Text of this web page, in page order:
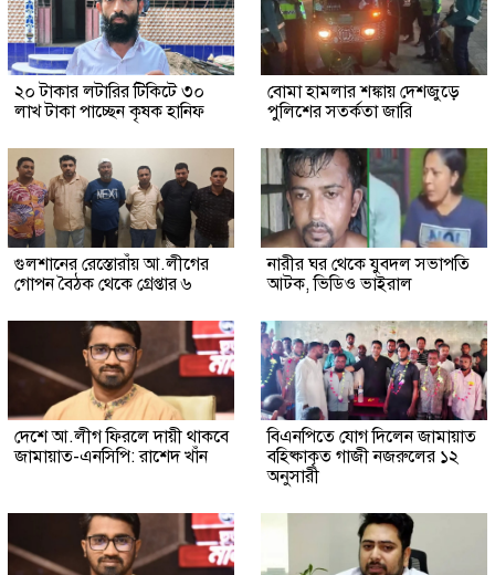
২০ টাকার লটারির টিকিটে ৩০
লাখ টাকা পাচ্ছেন কৃষক হানিফ
বোমা হামলার শঙ্কায় দেশজুড়ে
পুলিশের সতর্কতা জারি
গুলশানের রেস্তোরাঁয় আ.লীগের
গোপন বৈঠক থেকে গ্রেপ্তার ৬
নারীর ঘর থেকে যুবদল সভাপতি
আটক, ভিডিও ভাইরাল
দেশে আ.লীগ ফিরলে দায়ী থাকবে
জামায়াত-এনসিপি: রাশেদ খাঁন
বিএনপিতে যোগ দিলেন জামায়াত
বহিষ্কাকৃত গাজী নজরুলের ১২
অনুসারী